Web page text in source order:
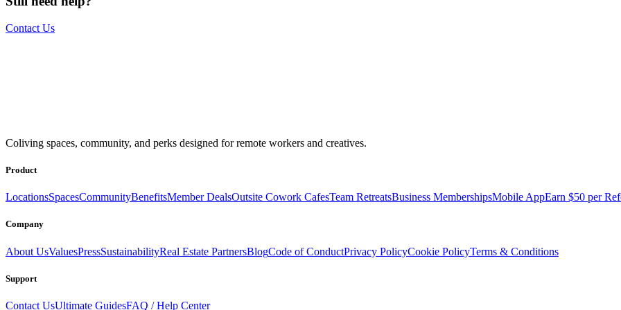
Contact Us
Book a Stay
Coliving spaces, community, and perks designed for remote workers and creatives.
Product
LocationsSpacesCommunityBenefitsMember DealsOutsite Cowork CafesTeam RetreatsBusiness MembershipsMobile AppEarn $50 per
Company
About UsValuesPressSustainabilityReal Estate PartnersBlogCode of ConductPrivacy PolicyCookie PolicyTerms & Conditions
Support
Contact UsUltimate GuidesFAQ / Help Center